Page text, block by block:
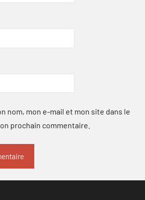
nom, mon e-mail et mon site dans le
prochain commentaire.